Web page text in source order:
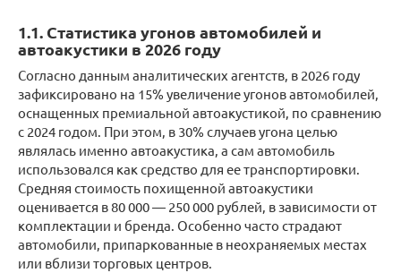
1.1. Статистика угонов автомобилей и
автоакустики в 2026 году
Согласно данным аналитических агентств, в 2026 году
зафиксировано на 15% увеличение угонов автомобилей,
оснащенных премиальной автоакустикой, по сравнению
с 2024 годом. При этом, в 30% случаев угона целью
являлась именно автоакустика, а сам автомобиль
использовался как средство для ее транспортировки.
Средняя стоимость похищенной автоакустики
оценивается в 80 000 — 250 000 рублей, в зависимости от
комплектации и бренда. Особенно часто страдают
автомобили, припаркованные в неохраняемых местах
или вблизи торговых центров.